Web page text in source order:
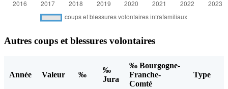
Autres coups et blessures volontaires
Année Valeur ‰
‰
Jura
‰ Bourgogne-
Franche-
Comté
Type